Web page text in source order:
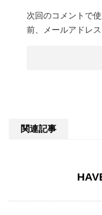
次回のコメントで
前、メールアドレ
関連記事